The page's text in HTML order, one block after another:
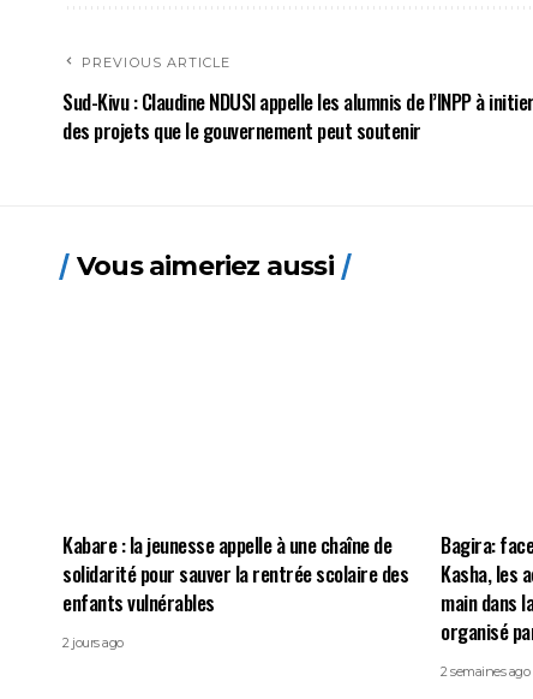
PREVIOUS ARTICLE
Sud-Kivu : Claudine NDUSI appelle les alumnis de l’INPP à initier
des projets que le gouvernement peut soutenir
Vous aimeriez aussi
Kabare : la jeunesse appelle à une chaîne de
solidarité pour sauver la rentrée scolaire des
enfants vulnérables
2 jours ago
Bagira:
Kasha, les
main dans
organisé
2 semaines ago